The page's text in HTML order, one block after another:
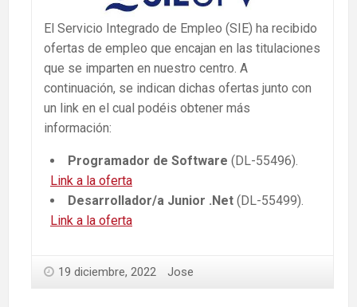
El Servicio Integrado de Empleo (SIE) ha recibido
ofertas de empleo que encajan en las titulaciones
que se imparten en nuestro centro. A
continuación, se indican dichas ofertas junto con
un link en el cual podéis obtener más
información:
Programador de Software (DL-55496).
Link a la oferta
Desarrollador/a Junior .Net (DL-55499).
Link a la oferta
19 diciembre, 2022 Jose